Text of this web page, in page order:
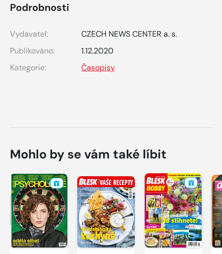
Podrobnosti
Vydavatel:
CZECH NEWS CENTER a. s.
Publikováno:
1.12.2020
Kategorie:
Časopisy
Mohlo by se vám také líbit